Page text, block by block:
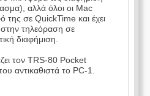
αλλά όλοι οι Mac
της σε QuickTime και έχει
στην τηλεόραση σε
διαφήμιση.
τον TRS-80 Pocket
αντικαθιστά το PC-1.